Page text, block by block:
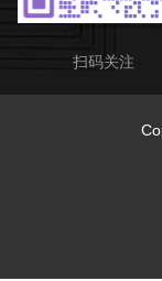
扫码关注